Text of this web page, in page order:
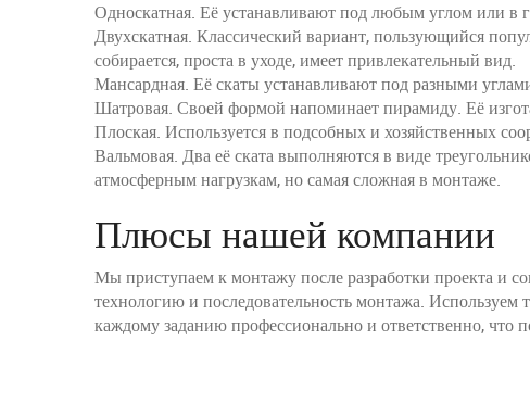
Односкатная. Её устанавливают под любым углом или в
Двухскатная. Классический вариант, пользующийся
собирается, проста в уходе, имеет привлекательный вид.
Мансардная. Её скаты устанавливают под разными
Шатровая. Своей формой напоминает пирамиду. Её
Плоская. Используется в подсобных и хозяйственных
Вальмовая. Два её ската выполняются в виде
атмосферным нагрузкам, но самая сложная в монтаже.
Плюсы нашей компании
Мы приступаем к монтажу после разработки проекта и
технологию и последовательность монтажа.
каждому заданию профессионально и ответственно, что